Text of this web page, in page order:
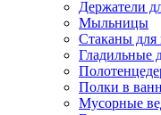
Держатели
Мыльницы
Стаканы для
Гладильные
Полки в
Мусорные